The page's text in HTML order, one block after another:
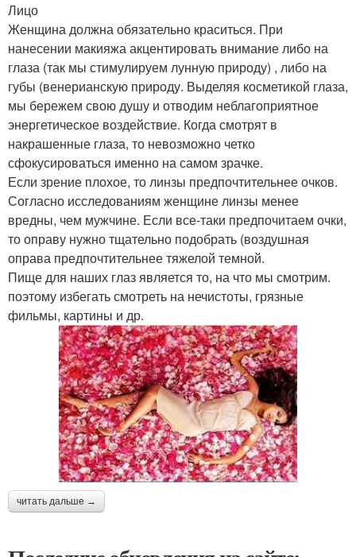
Лицо
Женщина должна обязательно краситься. При
нанесении макияжа акцентировать внимание либо на
глаза (так мы стимулируем лунную природу) , либо на
губы (венерианскую природу. Выделяя косметикой глаза,
мы бережем свою душу и отводим неблагоприятное
энергетическое воздействие. Когда смотрят в
накрашенные глаза, то невозможно четко
сфокусироваться именно на самом зрачке.
Если зрение плохое, то линзы предпочтительнее очков.
Согласно исследованиям женщине линзы менее
вредны, чем мужчине. Если все-таки предпочитаем очки,
то оправу нужно тщательно подобрать (воздушная
оправа предпочтительнее тяжелой темной.
Пище для наших глаз является то, на что мы смотрим.
поэтому избегать смотреть на нечистоты, грязные
фильмы, картины и др.
читать дальше →